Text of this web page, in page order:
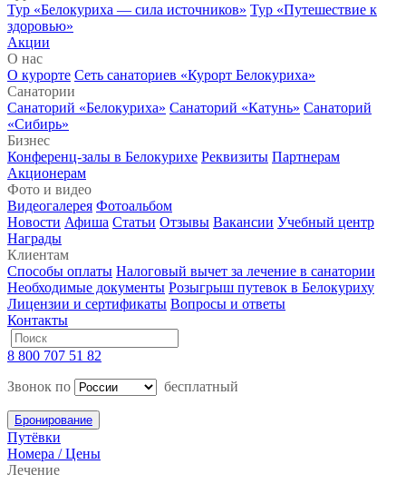
Тур «Белокуриха — сила источников» Тур «Путешествие к
здоровью»
Акции
О нас
О курорте Сеть санаториев «Курорт Белокуриха»
Санатории
Санаторий «Белокуриха» Санаторий «Катунь» Санаторий
«Сибирь»
Бизнес
Конференц-залы в Белокурихе Реквизиты Партнерам
Акционерам
Фото и видео
Видеогалерея Фотоальбом
Новости Афиша Статьи Отзывы Вакансии Учебный центр
Награды
Клиентам
Способы оплаты Налоговый вычет за лечение в санатории
Необходимые документы Розыгрыш путевок в Белокуриху
Лицензии и сертификаты Вопросы и ответы
Контакты
8 800 707 51 82
Звонок по
бесплатный
Бронирование
Путёвки
Номера / Цены
Лечение